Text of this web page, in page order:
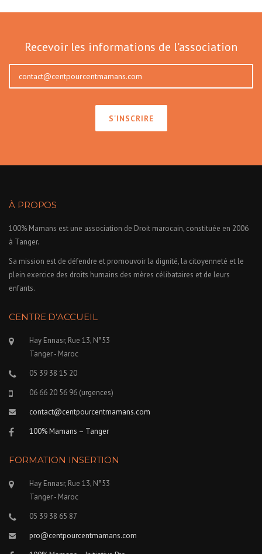
Recevoir les informations de l'association
À PROPOS
100% Mamans est une association de Droit marocain, constituée en 2006
à Tanger.
Sa mission est de défendre et promouvoir la dignité, la citoyenneté et le
plein exercice des droits humains des mères célibataires et de leurs
enfants.
CENTRE D’ACCUEIL
Hay Ennasr, Rue 13, N°53
Tanger - Maroc
05 39 38 15 20
06 66 20 56 96 (urgences)
contact@centpourcentmamans.com
100% Mamans – Tanger
FORMATION INSERTION
Hay Ennasr, Rue 13, N°53
Tanger - Maroc
05 39 38 65 87
pro@centpourcentmamans.com